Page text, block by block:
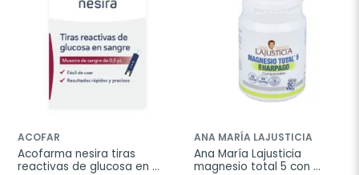
ACOFAR
Acofarma nesira tiras
reactivas de glucosa en
ANA MARÍA LAJUSTICIA
Ana María Lajusticia
magnesio total 5 con